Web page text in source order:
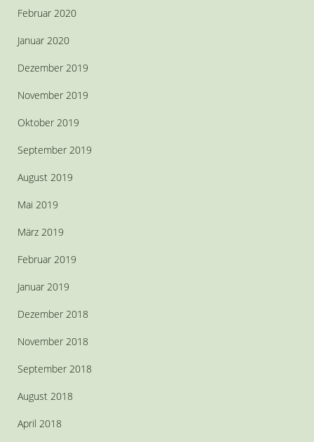
Februar 2020
Januar 2020
Dezember 2019
November 2019
Oktober 2019
September 2019
August 2019
Mai 2019
März 2019
Februar 2019
Januar 2019
Dezember 2018
November 2018
September 2018
August 2018
April 2018